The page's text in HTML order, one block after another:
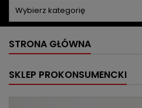
STRONA GŁÓWNA
SKLEP PROKONSUMENCKI